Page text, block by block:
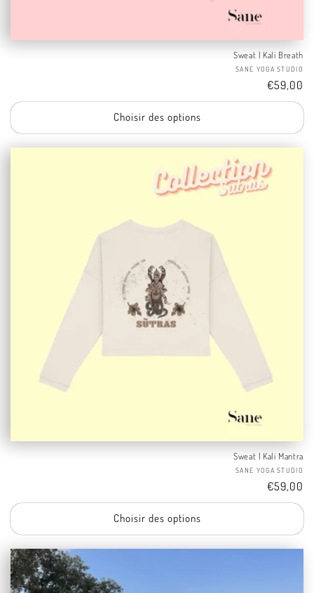
Sweat | Kali Breath
SANE YOGA STUDIO
Tarif
€59,00
Choisir des options
Sweat | Kali Mantra
SANE YOGA STUDIO
Tarif
€59,00
Choisir des options